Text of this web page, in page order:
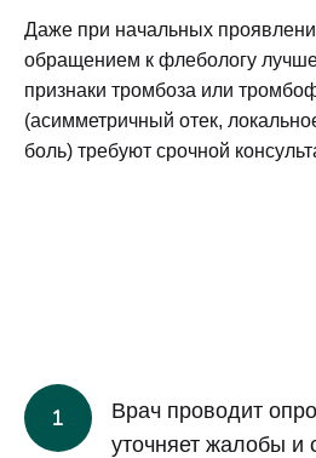
Даже при начальных
обращением к флебологу
признаки тромбоза или
(асимметричный отек,
боль) требуют срочной
Врач проводит
уточняет жалобы и